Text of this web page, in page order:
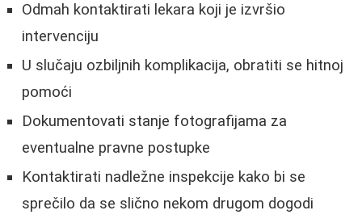
Odmah kontaktirati lekara koji je izvršio
intervenciju
U slučaju ozbiljnih komplikacija, obratiti se hitnoj
pomoći
Dokumentovati stanje fotografijama za
eventualne pravne postupke
Kontaktirati nadležne inspekcije kako bi se
sprečilo da se slično nekom drugom dogodi